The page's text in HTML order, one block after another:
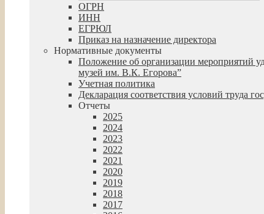
ОГРН
ИНН
ЕГРЮЛ
Приказ на назначение директора
Нормативные документы
Положение об организации мероприятий
музей им. В.К. Егорова”
Учетная политика
Декларация соответствия условий труда
Отчеты
2025
2024
2023
2022
2021
2020
2019
2018
2017